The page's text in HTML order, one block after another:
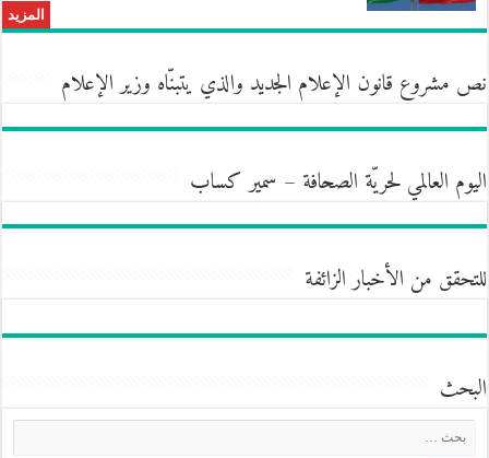
المزيد
نص مشروع قانون الإعلام الجديد والذي يتبنّاه وزير الإعلام
اليوم العالمي لحريّة الصحافة – سمير كساب
للتحقق من الأخبار الزائفة
البحث